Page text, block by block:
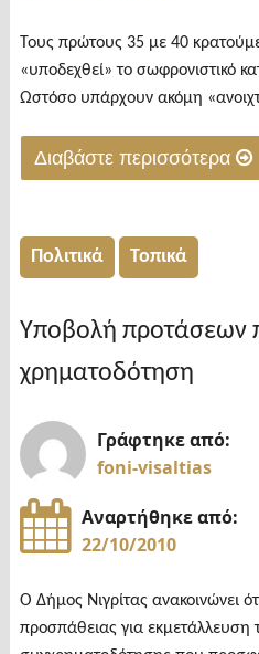
συνδετήριας
οδού
Δημητριτσίου
–
Δ.Δ.
Βισαλτίας"
Τους πρώτους 35 με 40
«υποδεχθεί» το σωφρονιστικό
Ωστόσο υπάρχουν ακόμη
Διαβάστε περισσότερα
Περιμένουν
πρώτους
κρατούμενους"
Πολιτικά Τοπικά
Υποβολή προτάσεων
χρηματοδότηση
Γράφτηκε από:
foni-visaltias
Αναρτήθηκε από:
22/10/2010
Ο Δήμος Νιγρίτας ανακοινώνει
προσπάθειας για εκμετάλλευση